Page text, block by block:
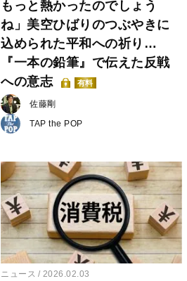
もっと熱かったのでしょう
ね」美空ひばりのつぶやきに
込められた平和への祈り…
『一本の鉛筆』で伝えた反戦
への意志
有料
佐藤剛
TAP the POP
ニュース 2026.02.03